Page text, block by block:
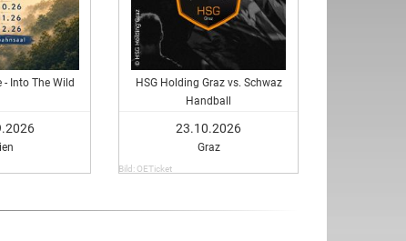
- Into The Wild
HSG Holding Graz vs. Schwaz
Handball
23.10.2026
Graz
Bild: OETicket